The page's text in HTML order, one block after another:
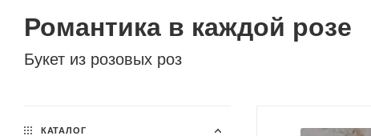
Букет из розовых роз
Романтика в каждой розе
КАТАЛОГ